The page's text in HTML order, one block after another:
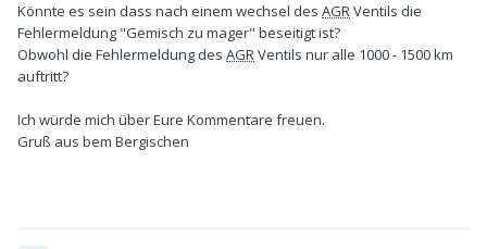
Könnte es sein dass nach einem wechsel des AGRVentils die
Fehlermeldung "Gemisch zu mager" beseitigt ist?
Obwohl die Fehlermeldung des AGRVentils nur alle 1000 - 1500 km
auftritt?
Ich würde mich über Eure Kommentare freuen.
Gruß aus bem Bergischen